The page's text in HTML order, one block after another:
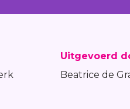
Uitgevoerd
Beatrice de